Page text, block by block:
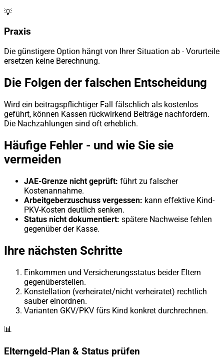
💡
Praxis
Die günstigere Option hängt von Ihrer Situation ab - Vorurteile
ersetzen keine Berechnung.
Die Folgen der falschen Entscheidung
Wird ein beitragspflichtiger Fall fälschlich als kostenlos
geführt, können Kassen rückwirkend Beiträge nachfordern.
Die Nachzahlungen sind oft erheblich.
Häufige Fehler - und wie Sie sie
vermeiden
JAE-Grenze nicht geprüft: führt zu falscher
Kostenannahme.
Arbeitgeberzuschuss vergessen: kann effektive Kind-
PKV-Kosten deutlich senken.
Status nicht dokumentiert: spätere Nachweise fehlen
gegenüber der Kasse.
Ihre nächsten Schritte
Einkommen und Versicherungsstatus beider Eltern
gegenüberstellen.
Konstellation (verheiratet/nicht verheiratet) rechtlich
sauber einordnen.
Varianten GKV/PKV fürs Kind konkret durchrechnen.
📊
Elterngeld-Plan & Status prüfen